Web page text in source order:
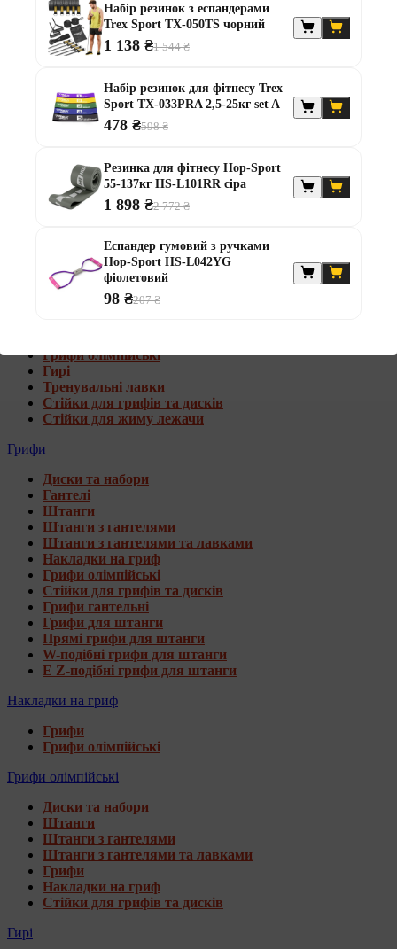
Штанги з w-подібним грифом
Жилети обтяжувачі
Штанги з гантелями
Диски та набори
Гантелі
Штанги
Штанги з гантелями та лавками
Грифи олімпійські
Тренувальні лавки
Стійки для грифів та дисків
Стійки для жиму лежачи
Штанги з гантелями та лавками
Диски та набори
Гантелі
Грифи олімпійські
Гирі
Тренувальні лавки
Стійки для грифів та дисків
Стійки для жиму лежачи
Грифи
Диски та набори
Гантелі
Штанги
Штанги з гантелями
Штанги з гантелями та лавками
Накладки на гриф
Грифи олімпійські
Стійки для грифів та дисків
Грифи гантельні
Грифи для штанги
Прямі грифи для штанги
W-подібні грифи для штанги
E Z-подібні грифи для штанги
Накладки на гриф
Грифи
Грифи олімпійські
Грифи олімпійські
Диски та набори
Штанги
Штанги з гантелями
Штанги з гантелями та лавками
Грифи
Накладки на гриф
Стійки для грифів та дисків
Гирі
Набір резинок з еспандерами
Trex Sport TX-050TS чорний
1 138 ₴1 544 ₴
Набір резинок для фітнесу Trex
Sport TX-033PRA 2,5-25кг set A
478 ₴598 ₴
Резинка для фітнесу Hop-Sport
55-137кг HS-L101RR сіра
1 898 ₴2 772 ₴
Еспандер гумовий з ручками
Hop-Sport HS-L042YG
фіолетовий
98 ₴207 ₴